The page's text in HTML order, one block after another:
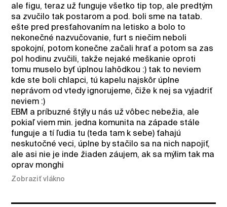
ale figu, teraz už funguje všetko tip top, ale predtým
sa zvučilo tak postarom a pod. boli sme na tatab.
ešte pred presťahovaním na letisko a bolo to
nekonečné nazvučovanie, furt s niečim neboli
spokojní, potom konečne začali hrať a potom sa zas
pol hodinu zvučili, takže nejaké meškanie oproti
tomu muselo byť úplnou lahôdkou :) tak to neviem
kde ste boli chlapci, tú kapelu najskôr úplne
neprávom od vtedy ignorujeme, čiže k nej sa vyjadriť
neviem :)
EBM a príbuzné štýly u nás už vôbec nebežia, ale
pokiaľ viem min. jedna komunita na západe stále
funguje a tí ľudia tu (teda tam k sebe) ťahajú
neskutočné veci, úplne by stačilo sa na nich napojiť,
ale asi nie je inde žiaden záujem, ak sa mýlim tak ma
oprav monghi
Zobraziť vlákno